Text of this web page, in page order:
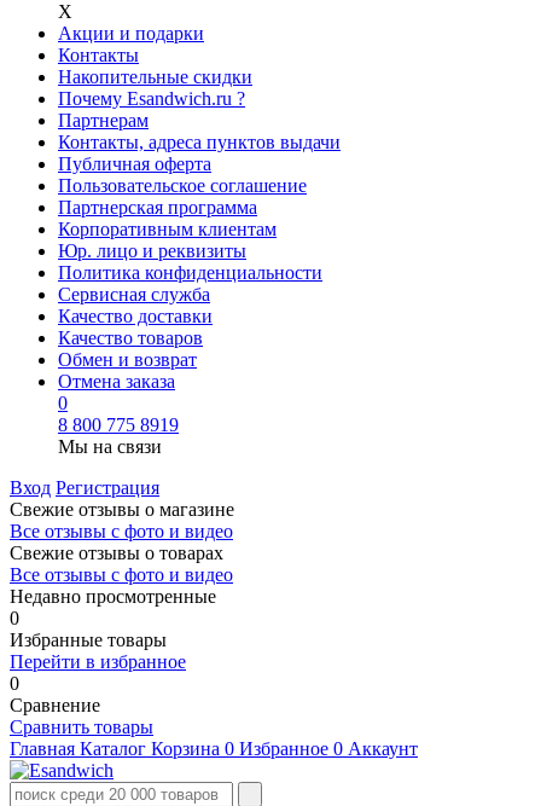
Х
Акции и подарки
Контакты
Накопительные скидки
Почему Esandwich.ru ?
Партнерам
Контакты, адреса пунктов выдачи
Публичная оферта
Пользовательское соглашение
Партнерская программа
Корпоративным клиентам
Юр. лицо и реквизиты
Политика конфиденциальности
Сервисная служба
Качество доставки
Качество товаров
Обмен и возврат
Отмена заказа
0
8 800 775 8919
Мы на связи
Вход Регистрация
Свежие отзывы о магазине
Все отзывы с фото и видео
Свежие отзывы о товарах
Все отзывы c фото и видео
Недавно просмотренные
0
Избранные товары
Перейти в избранное
0
Сравнение
Сравнить товары
Главная Каталог Корзина 0 Избранное 0 Аккаунт